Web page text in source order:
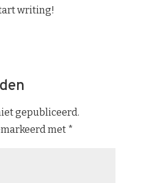
writing!
gepubliceerd.
met *